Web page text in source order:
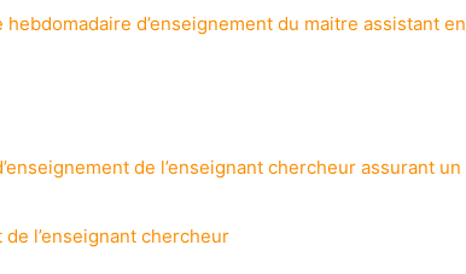
d’enseignement du maitre assistant en
de l’enseignant chercheur assurant un
l’enseignant chercheur